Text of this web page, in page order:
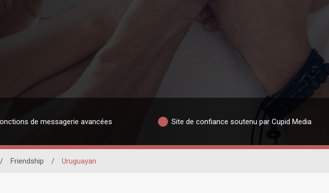
de messagerie avancées Site de confiance soutenu par Cupid Media
/ Friendship / Uruguayan